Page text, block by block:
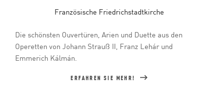
Französische Friedrichstadtkirche
Die schönsten Ouvertüren, Arien und Duette aus den
Operetten von Johann Strauß II, Franz Lehár und
Emmerich Kálmán.
ERFAHREN SIE MEHR!